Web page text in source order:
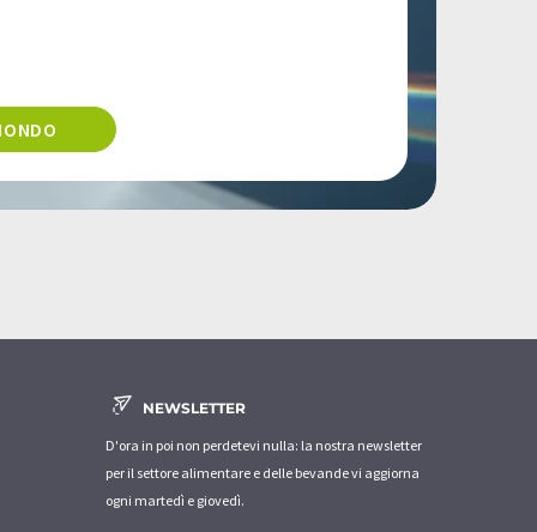
NEWSLETTER
D'ora in poi non perdetevi nulla: la nostra newsletter
per il settore alimentare e delle bevande vi aggiorna
ogni martedì e giovedì.